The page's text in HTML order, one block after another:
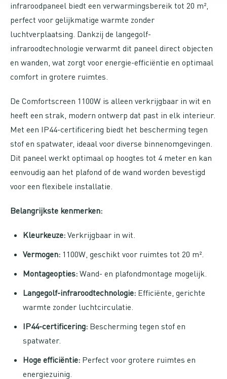
infraroodpaneel biedt een verwarmingsbereik tot 20 m²,
perfect voor gelijkmatige warmte zonder
luchtverplaatsing. Dankzij de langegolf-
infraroodtechnologie verwarmt dit paneel direct objecten
en wanden, wat zorgt voor energie-efficiëntie en optimaal
comfort in grotere ruimtes.
De Comfortscreen 1100W is alleen verkrijgbaar in wit en
heeft een strak, modern ontwerp dat past in elk interieur.
Met een IP44-certificering biedt het bescherming tegen
stof en spatwater, ideaal voor diverse binnenomgevingen.
Dit paneel werkt optimaal op hoogtes tot 4 meter en kan
eenvoudig aan het plafond of de wand worden bevestigd
voor een flexibele installatie.
Belangrijkste kenmerken:
Kleurkeuze: Verkrijgbaar in wit.
Vermogen: 1100W, geschikt voor ruimtes tot 20 m².
Montageopties: Wand- en plafondmontage mogelijk.
Langegolf-infraroodtechnologie: Efficiënte, gerichte
warmte zonder luchtcirculatie.
IP44-certificering: Bescherming tegen stof en
spatwater.
Hoge efficiëntie: Perfect voor grotere ruimtes en
energiezuinig.